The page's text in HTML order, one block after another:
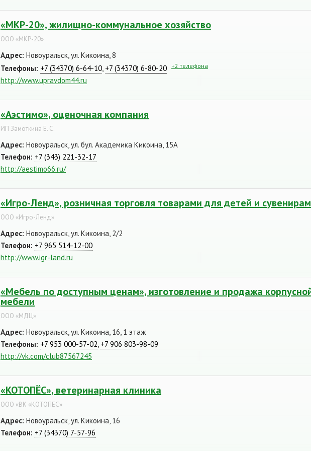
«МКР-20», жилищно-коммунальное хозяйство
ООО «МКР-20»
Адрес: Новоуральск, ул. Кикоина, 8
Телефоны: +7 (34370) 6-64-10, +7 (34370) 6-80-20 +2 телефона
http://www.upravdom44.ru
«Аэстимо», оценочная компания
ИП Замоткина Е. С.
Адрес: Новоуральск, ул. бул. Академика Кикоина, 15А
Телефон: +7 (343) 221-32-17
http://aestimo66.ru/
«Игро-Ленд», розничная торговля товарами для детей и
ООО «Игро-Ленд»
Адрес: Новоуральск, ул. Кикоина, 2/2
Телефон: +7 965 514-12-00
http://www.igr-land.ru
«Мебель по доступным ценам», изготовление и продажа
мебели
ООО «МДЦ»
Адрес: Новоуральск, ул. Кикоина, 16, 1 этаж
Телефоны: +7 953 000-57-02, +7 906 803-98-09
http://vk.com/club87567245
«КОТОПЁС», ветеринарная клиника
ООО «ВК «КОТОПЕС»
Адрес: Новоуральск, ул. Кикоина, 16
Телефон: +7 (34370) 7-57-96